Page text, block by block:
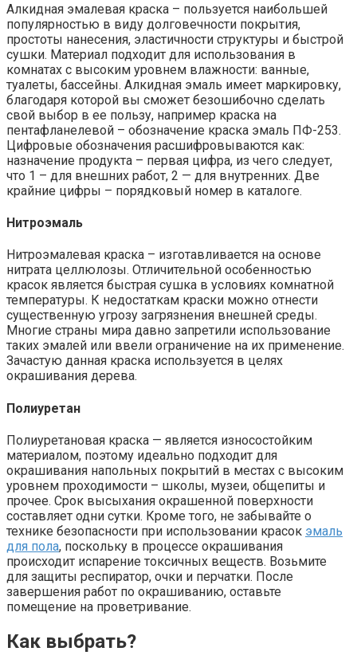
Алкидная эмалевая краска – пользуется наибольшей
популярностью в виду долговечности покрытия,
простоты нанесения, эластичности структуры и быстрой
сушки. Материал подходит для использования в
комнатах с высоким уровнем влажности: ванные,
туалеты, бассейны. Алкидная эмаль имеет маркировку,
благодаря которой вы сможет безошибочно сделать
свой выбор в ее пользу, например краска на
пентафланелевой – обозначение краска эмаль ПФ-253.
Цифровые обозначения расшифровываются как:
назначение продукта – первая цифра, из чего следует,
что 1 – для внешних работ, 2 — для внутренних. Две
крайние цифры – порядковый номер в каталоге.
Нитроэмаль
Нитроэмалевая краска – изготавливается на основе
нитрата целлюлозы. Отличительной особенностью
красок является быстрая сушка в условиях комнатной
температуры. К недостаткам краски можно отнести
существенную угрозу загрязнения внешней среды.
Многие страны мира давно запретили использование
таких эмалей или ввели ограничение на их применение.
Зачастую данная краска используется в целях
окрашивания дерева.
Полиуретан
Полиуретановая краска — является износостойким
материалом, поэтому идеально подходит для
окрашивания напольных покрытий в местах с высоким
уровнем проходимости – школы, музеи, общепиты и
прочее. Срок высыхания окрашенной поверхности
составляет одни сутки. Кроме того, не забывайте о
технике безопасности при использовании красок эмаль
для пола, поскольку в процессе окрашивания
происходит испарение токсичных веществ. Возьмите
для защиты респиратор, очки и перчатки. После
завершения работ по окрашиванию, оставьте
помещение на проветривание.
Как выбрать?